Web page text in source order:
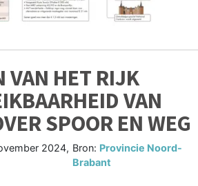
VAN HET RIJK
VAN
SPOOR EN WEG
2024, Bron: Provincie Noord-
Brabant